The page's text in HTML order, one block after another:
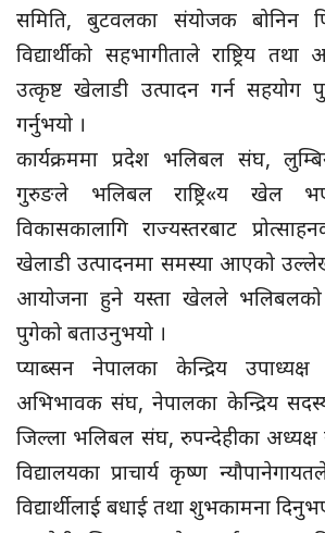
समिति, बुटवलका संयोजक बोनिन
विद्यार्थीको सहभागीताले राष्ट्रिय तथा
उत्कृष्ट खेलाडी उत्पादन गर्न सहयोग
गर्नुभयो ।
कार्यक्रममा प्रदेश भलिबल संघ,
गुरुङले भलिबल राष्ट्रि«य खेल
विकासकालागि राज्यस्तरबाट
खेलाडी उत्पादनमा समस्या आएको उल्लेख
आयोजना हुने यस्ता खेलले भलिबलको
पुगेको बताउनुभयो ।
प्याब्सन नेपालका केन्द्रिय उपाध्यक्ष
अभिभावक संघ, नेपालका केन्द्रिय
जिल्ला भलिबल संघ, रुपन्देहीका अध्यक्ष
विद्यालयका प्राचार्य कृष्ण
विद्यार्थीलाई बधाई तथा शुभकामना